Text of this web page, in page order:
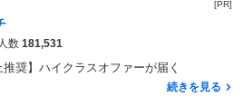
[PR]
数 181,531
推奨】ハイクラスオファーが届く
続きを見る